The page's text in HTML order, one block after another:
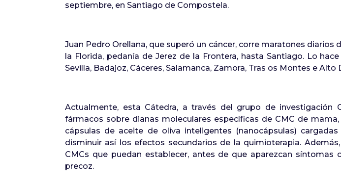
septiembre, en Santiago de Compostela.
Juan Pedro Orellana, que superó un cáncer, corre maratones
la Florida, pedanía de Jerez de la Frontera, hasta Santiago. Lo hace
Sevilla, Badajoz, Cáceres, Salamanca, Zamora, Tras os Montes e
Actualmente, esta Cátedra, a través del grupo de investigación
fármacos sobre dianas moleculares específicas de CMC de
cápsulas de aceite de oliva inteligentes (nanocápsulas)
disminuir así los efectos secundarios de la quimioterapia.
CMCs que puedan establecer, antes de que aparezcan
precoz.